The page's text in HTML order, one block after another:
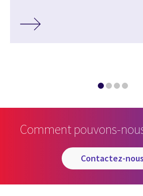
Comment pouvons-
contactez-nous